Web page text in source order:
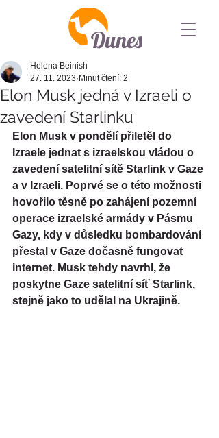
Dunes
Elon Musk jedná v Izraeli o
zavedení Starlinku
Helena Beinish
27. 11. 2023 Minut čtení: 2
Elon Musk v pondělí přiletěl do
Izraele jednat s izraelskou vládou o
zavedení satelitní sítě Starlink v Gaze
a v Izraeli. Poprvé se o této možnosti
hovořilo těsně po zahájení pozemní
operace izraelské armády v Pásmu
Gazy, kdy v důsledku bombardování
přestal v Gaze dočasně fungovat
internet. Musk tehdy navrhl, že
poskytne Gaze satelitní síť Starlink,
stejně jako to udělal na Ukrajině.